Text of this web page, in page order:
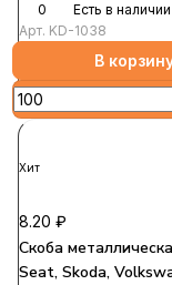
0
Есть в наличии
Арт. KD-1038
В
Хит
8.20 ₽
Скоба
Seat, Skoda,